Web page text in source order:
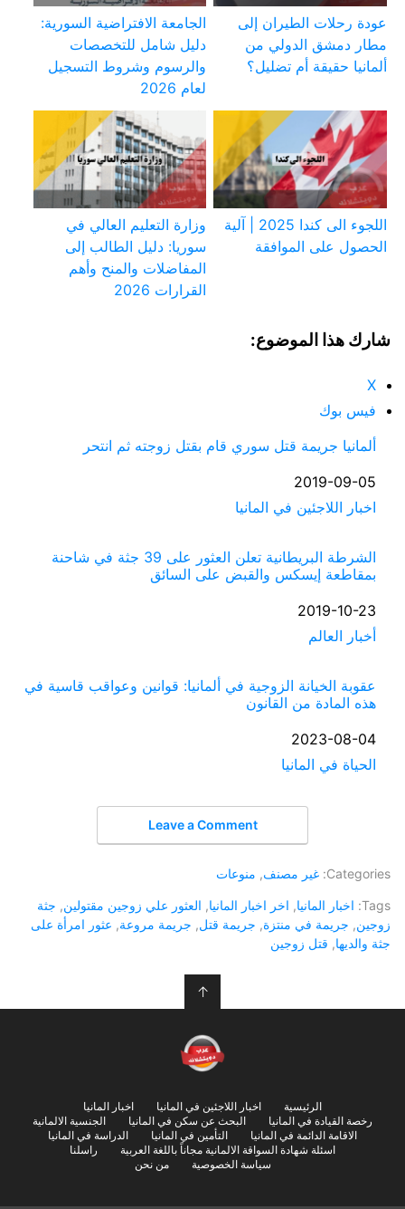
عودة رحلات الطيران إلى
مطار دمشق الدولي من
ألمانيا حقيقة أم تضليل؟
الجامعة الافتراضية السورية:
دليل شامل للتخصصات
والرسوم وشروط التسجيل
لعام 2026
اللجوء الى كندا 2025 | آلية
الحصول على الموافقة
وزارة التعليم العالي في
سوريا: دليل الطالب إلى
المفاضلات والمنح وأهم
القرارات 2026
شارك هذا الموضوع:
X
فيس بوك
ألمانيا جريمة قتل سوري قام بقتل زوجته ثم انتحر
التاريخ
2019-09-05
في ما يتعلق بما يأتي
اخبار اللاجئين في المانيا
الشرطة البريطانية تعلن العثور على 39 جثة في شاحنة
بمقاطعة إيسكس والقبض على السائق
التاريخ
2019-10-23
في ما يتعلق بما يأتي
أخبار العالم
عقوبة الخيانة الزوجية في ألمانيا: قوانين وعواقب قاسية في
هذه المادة من القانون
التاريخ
2023-08-04
في ما يتعلق بما يأتي
الحياة في المانيا
Leave a Comment
Categories: غير مصنف, منوعات
Tags: اخبار المانيا, اخر اخبار المانيا, العثور علي زوجين مقتولين, جثة
زوجين, جريمة في منتزة, جريمة قتل, جريمة مروعة, عثور امرأة على
جثة والديها, قتل زوجين
↑
الرئيسية اخبار اللاجئين في المانيا
اخبار المانيا
رخصة القيادة في المانيا
البحث عن سكن في المانيا
الجنسية الالمانية
الاقامة الدائمة في المانيا
التأمين في المانيا
الدراسة في المانيا
اسئلة شهادة السواقة الالمانية مجاناً باللغة العربية
راسلنا
سياسة الخصوصية
من نحن